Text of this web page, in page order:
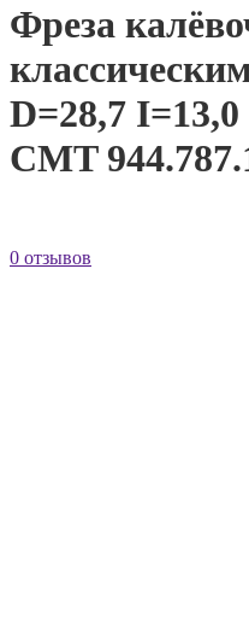
Фреза
D=28,7 I=13,0
CMT
0 отзывов